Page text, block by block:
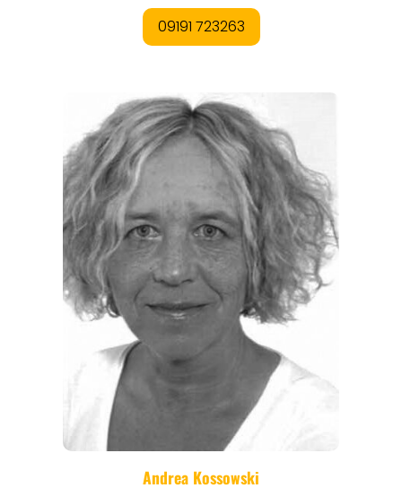
REGIONEN
ORTE
EVENTS
REISEFÜHRER